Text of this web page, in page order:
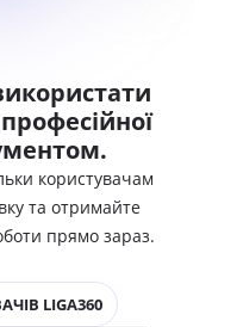
користувачам
та отримайте
прямо зараз.
LIGA360